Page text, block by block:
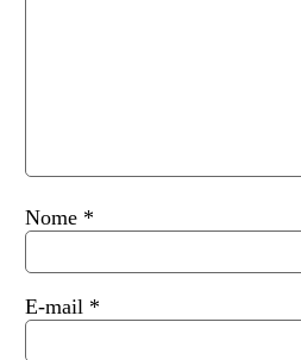
Nome *
E-mail *